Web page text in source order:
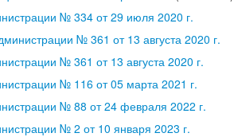
№ 334 от 29 июля 2020 г.
№ 361 от 13 августа 2020 г.
№ 361 от 13 августа 2020 г.
№ 116 от 05 марта 2021 г.
№ 88 от 24 февраля 2022 г.
№ 2 от 10 января 2023 г.